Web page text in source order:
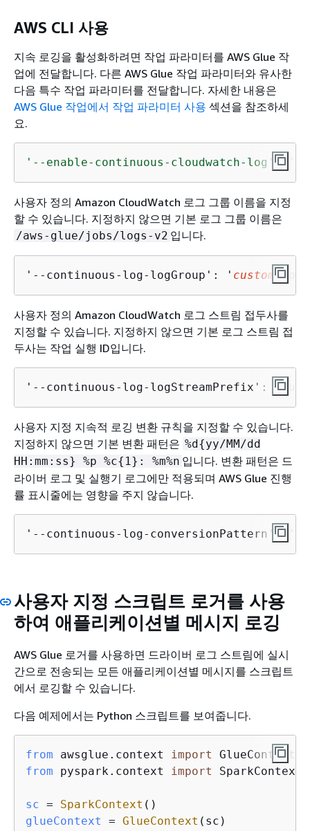
AWS CLI 사용
지속 로깅을 활성화하려면 작업 파라미터를 AWS Glue 작
업에 전달합니다. 다른 AWS Glue 작업 파라미터와 유사한
다음 특수 작업 파라미터를 전달합니다. 자세한 내용은
AWS Glue 작업에서 작업 파라미터 사용 섹션을 참조하세
요.
'--enable-continuous-cloudwatch-log' :
사용자 정의 Amazon CloudWatch 로그 그룹 이름을 지정
할 수 있습니다. 지정하지 않으면 기본 로그 그룹 이름은
/aws-glue/jobs/logs-v2 입니다.
'--continuous-log-logGroup': '
사용자 정의 Amazon CloudWatch 로그 스트림 접두사를
지정할 수 있습니다. 지정하지 않으면 기본 로그 스트림 접
두사는 작업 실행 ID입니다.
'--continuous-log-logStreamPrefix': '
사용자 지정 지속적 로깅 변환 규칙을 지정할 수 있습니다.
지정하지 않으면 기본 변환 패턴은 %d{yy/MM/dd
HH:mm:ss} %p %c{ 1}: %m%n 입니다. 변환 패턴은 드
라이버 로그 및 실행기 로그에만 적용되며 AWS Glue 진행
률 표시줄에는 영향을 주지 않습니다.
'--continuous-log-conversionPattern': '
사용자 지정 스크립트 로거를 사용
하여 애플리케이션별 메시지 로깅
AWS Glue 로거를 사용하면 드라이버 로그 스트림에 실시
간으로 전송되는 모든 애플리케이션별 메시지를 스크립트
에서 로깅할 수 있습니다.
다음 예제에서는 Python 스크립트를 보여줍니다.
from awsglue.context import
from pyspark.context import SparkContext
sc = SparkContext
glueContext
= GlueContext